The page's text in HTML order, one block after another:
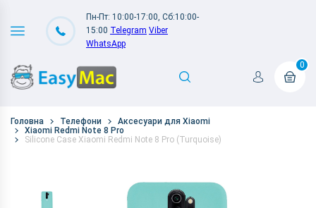
Пн-Пт: 10:00-17:00, Сб:10:00-
15:00 Telegram Viber
WhatsApp
0
Головна Телефони
Аксесуари для Xiaomi
Xiaomi Redmi Note 8 Pro
Silicone Case Xiaomi Redmi Note 8 Pro (Turquoise)